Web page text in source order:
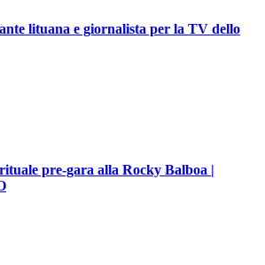
lituana e giornalista per la TV dello
pre-gara alla Rocky Balboa |